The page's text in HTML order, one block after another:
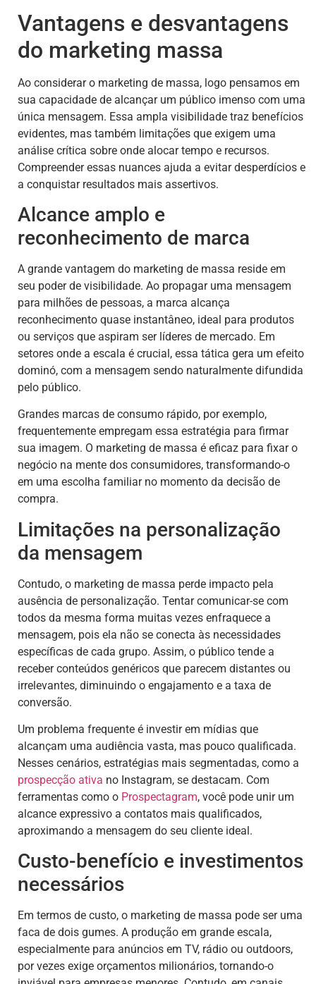
Vantagens e desvantagens
do marketing massa
Ao considerar o marketing de massa, logo pensamos em
sua capacidade de alcançar um público imenso com uma
única mensagem. Essa ampla visibilidade traz benefícios
evidentes, mas também limitações que exigem uma
análise crítica sobre onde alocar tempo e recursos.
Compreender essas nuances ajuda a evitar desperdícios e
a conquistar resultados mais assertivos.
Alcance amplo e
reconhecimento de marca
A grande vantagem do marketing de massa reside em
seu poder de visibilidade. Ao propagar uma mensagem
para milhões de pessoas, a marca alcança
reconhecimento quase instantâneo, ideal para produtos
ou serviços que aspiram ser líderes de mercado. Em
setores onde a escala é crucial, essa tática gera um efeito
dominó, com a mensagem sendo naturalmente difundida
pelo público.
Grandes marcas de consumo rápido, por exemplo,
frequentemente empregam essa estratégia para firmar
sua imagem. O marketing de massa é eficaz para fixar o
negócio na mente dos consumidores, transformando-o
em uma escolha familiar no momento da decisão de
compra.
Limitações na personalização
da mensagem
Contudo, o marketing de massa perde impacto pela
ausência de personalização. Tentar comunicar-se com
todos da mesma forma muitas vezes enfraquece a
mensagem, pois ela não se conecta às necessidades
específicas de cada grupo. Assim, o público tende a
receber conteúdos genéricos que parecem distantes ou
irrelevantes, diminuindo o engajamento e a taxa de
conversão.
Um problema frequente é investir em mídias que
alcançam uma audiência vasta, mas pouco qualificada.
Nesses cenários, estratégias mais segmentadas, como a
prospecção ativa no Instagram, se destacam. Com
ferramentas como o Prospectagram, você pode unir um
alcance expressivo a contatos mais qualificados,
aproximando a mensagem do seu cliente ideal.
Custo-benefício e investimentos
necessários
Em termos de custo, o marketing de massa pode ser uma
faca de dois gumes. A produção em grande escala,
especialmente para anúncios em TV, rádio ou outdoors,
por vezes exige orçamentos milionários, tornando-o